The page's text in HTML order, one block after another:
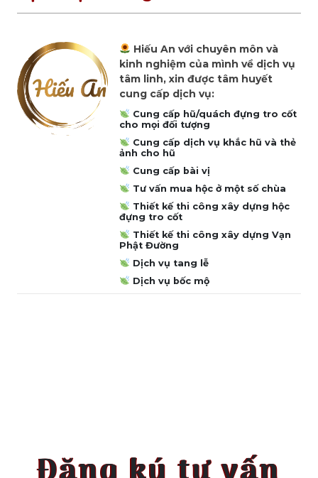
Hiếu An với chuyên môn và
kinh nghiệm của mình về dịch vụ
tâm linh, xin được tâm huyết
cung cấp dịch vụ:
Cung cấp hũ/quách đựng tro cốt
cho mọi đối tượng
Cung cấp dịch vụ khắc hũ và thẻ
ảnh cho hũ
Cung cấp bài vị
Tư vấn mua hộc ở một số chùa
Thiết kế thi công xây dựng hộc
đựng tro cốt
Thiết kế thi công xây dựng Vạn
Phật Đường
Dịch vụ tang lễ
Dịch vụ bốc mộ